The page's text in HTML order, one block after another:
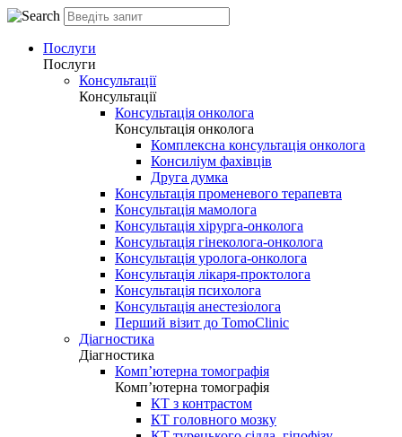
Послуги
Послуги
Консультації
Консультації
Консультація онколога
Консультація онколога
Комплексна консультація онколога
Консиліум фахівців
Друга думка
Консультація променевого терапевта
Консультація мамолога
Консультація хірурга-онколога
Консультація гінеколога-онколога
Консультація уролога-онколога
Консультація лікаря-проктолога
Консультація психолога
Консультація анестезіолога
Перший візит до TomoClinic
Діагностика
Діагностика
Комп’ютерна томографія
Комп’ютерна томографія
КТ з контрастом
КТ головного мозку